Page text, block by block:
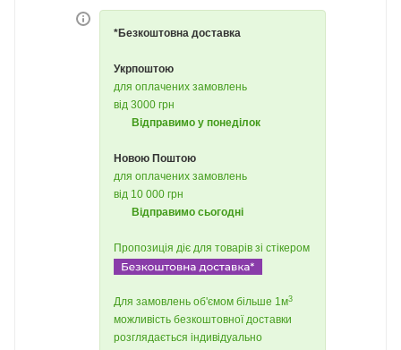
*Безкоштовна доставка
Укрпоштою
для оплачених замовлень
від 3000 грн
Відправимо у понеділок
Новою Поштою
для оплачених замовлень
від 10 000 грн
Відправимо сьогодні
Пропозиція діє для товарів зі стікером
Для замовлень об'ємом більше 1м3
можливість безкоштовної доставки
розглядається індивідуально